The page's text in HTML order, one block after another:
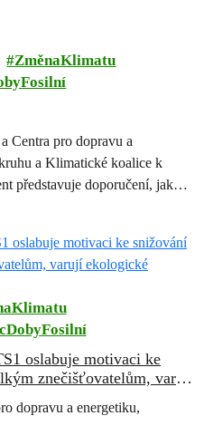
ZměnaKlimatu
Centra pro dopravu a
a Klimatické koalice k
představuje doporučení, jak
oslabuje motivaci ke
znečišťovatelům, varují
dopravu a energetiku,